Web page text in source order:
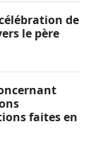
de
le père
faites en